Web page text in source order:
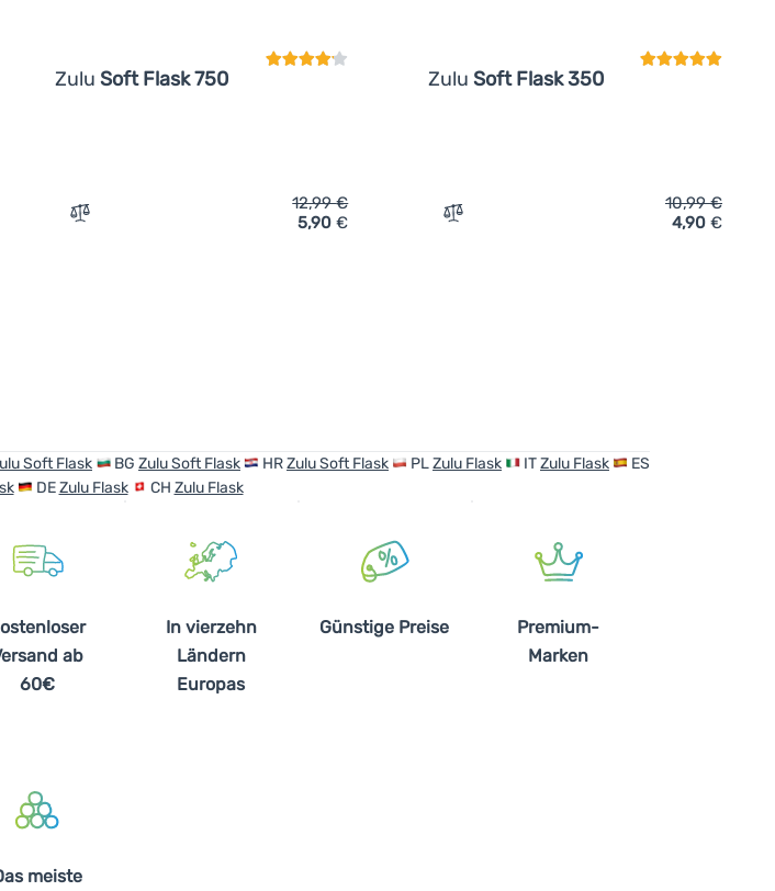
Soft Flask 350' hinzufügen
Zulu Soft Flask 750
Zum Vergleich 'Wasser Faltflasche Zulu Soft Flask 750' hinzufügen
12,99€
5,90€
ZuluSoft Flask 350
Zum Vergleich 'Wasser Faltflasche Zulu
10,99€
4,90 €
Soft Flask BG Zulu Soft Flask HRZulu Soft Flask PLZulu Flask ITZulu Flask
ES
DEZulu Flask CH Zulu Flask
ab
60€
In vierzehn
Ländern
Europas
Günstige Preise
Premium-
Marken
meiste